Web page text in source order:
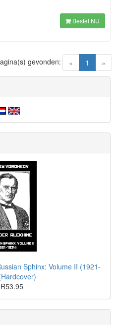
Bestel NU
« 1 (current)
»
gevonden:
Sphinx: Volume II (1921-